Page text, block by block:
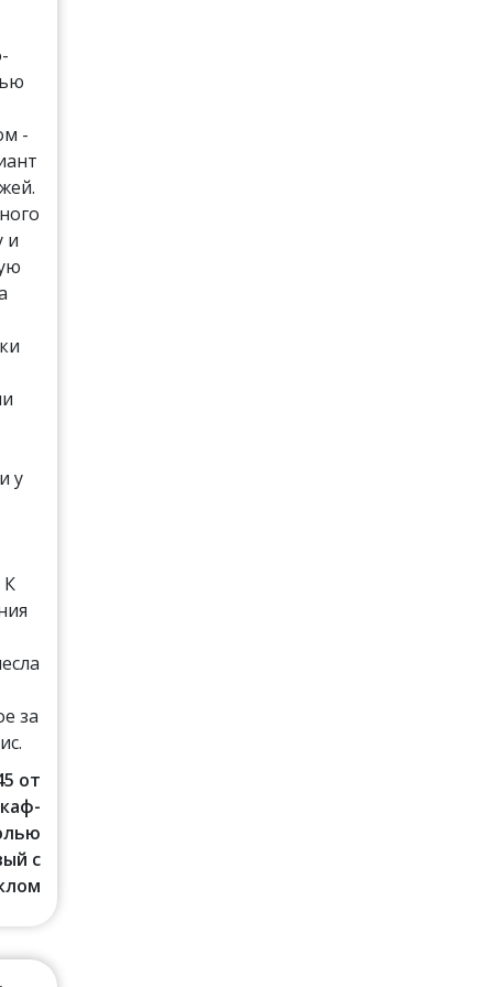
-
и
у
К
за
от
с